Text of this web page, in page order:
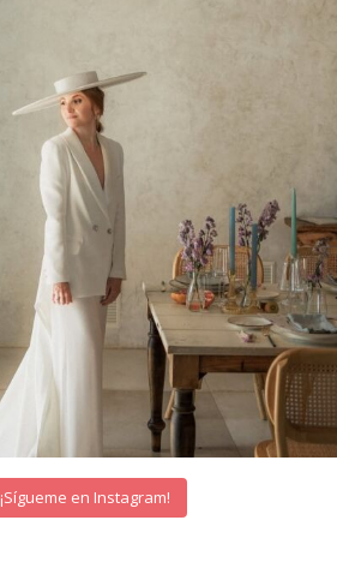
¡Sígueme en Instagram!